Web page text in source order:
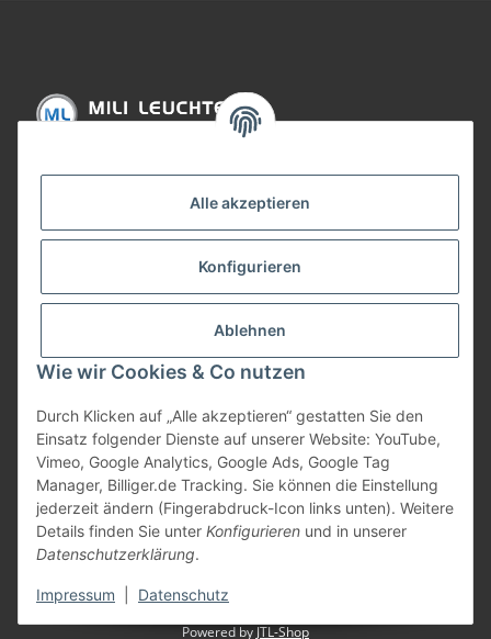
Alle akzeptieren
Konfigurieren
Ablehnen
Wie wir Cookies & Co nutzen
Durch Klicken auf „Alle akzeptieren“ gestatten Sie den
Einsatz folgender Dienste auf unserer Website: YouTube,
Vimeo, Google Analytics, Google Ads, Google Tag
Manager, Billiger.de Tracking. Sie können die Einstellung
jederzeit ändern (Fingerabdruck-Icon links unten). Weitere
Details finden Sie unter Konfigurieren und in unserer
Datenschutzerklärung.
Impressum Datenschutz
Gesetzliche Informationen
Bezahlung
Vertrag widerrufen
Powered by JTL-Shop